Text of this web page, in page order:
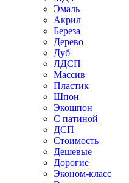
Эмаль
Акрил
Береза
Дерево
Дуб
ЛДСП
Массив
Пластик
Шпон
Экошпон
С патиной
ДСП
Стоимость
Дешевые
Дорогие
Эконом-класс